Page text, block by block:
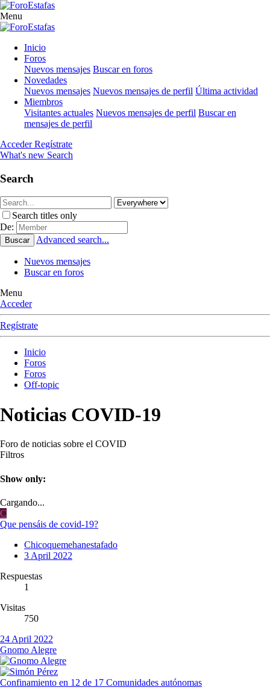
Menu
Inicio
Foros
Nuevos mensajes Buscar en foros
Novedades
Nuevos mensajes Nuevos mensajes de perfil Última actividad
Miembros
Visitantes actuales Nuevos mensajes de perfil Buscar en
mensajes de perfil
Acceder Regístrate
What's new Search
Search
Search titles only
De:
Buscar Advanced search...
Nuevos mensajes
Buscar en foros
Menu
Acceder
Regístrate
Inicio
Foros
Foros
Off-topic
Noticias COVID-19
Foro de noticias sobre el COVID
Filtros
Show only:
Cargando...
C
Que pensáis de covid-19?
Chicoquemehanestafado
3 April 2022
Respuestas
1
Visitas
750
24 April 2022
Gnomo Alegre
Confinamiento en 12 de 17 Comunidades autónomas